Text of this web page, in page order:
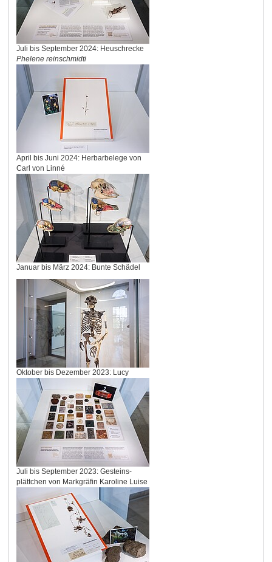
Juli bis September 2024: Heuschrecke
Phelene reinschmidti
April bis Juni 2024: Herbarbelege von
Carl von Linné
Januar bis März 2024: Bunte Schädel
Oktober bis Dezember 2023: Lucy
Juli bis September 2023: Gesteins-
plättchen von Markgräfin Karoline Luise